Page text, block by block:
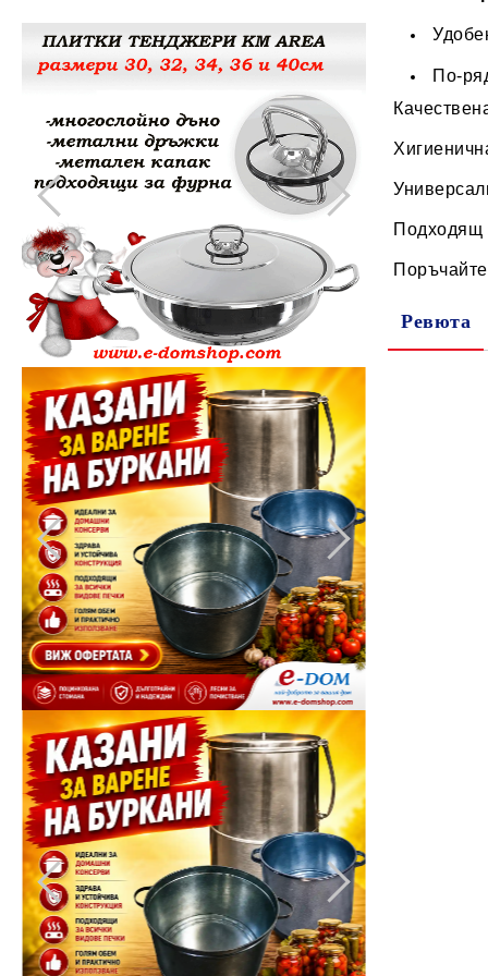
Други домашни потреби
По-
Подходящ
Ревюта